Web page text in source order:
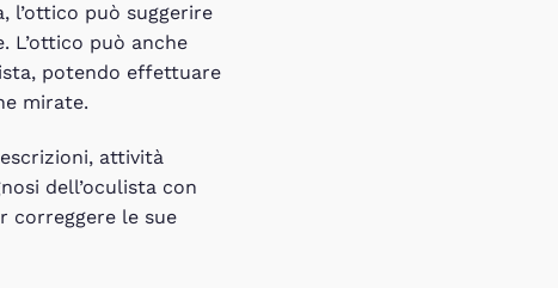
l’ottico può suggerire
L’ottico può anche
potendo effettuare
mirate.
attività
dell’oculista con
correggere le sue